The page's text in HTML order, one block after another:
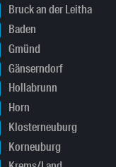
Bruck an der Leitha
Baden
Gmünd
Gänserndorf
Hollabrunn
Horn
Klosterneuburg
Korneuburg